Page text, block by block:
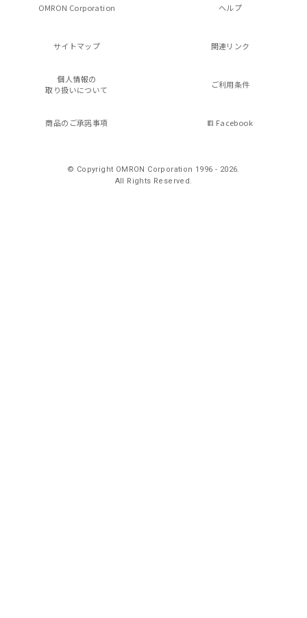
OMRON Corporation ヘルプ
サイトマップ 関連リンク
個人情報の
取り扱いについて
ご利用条件
商品のご承諾事項 Facebook
© Copyright OMRON Corporation 1996 - 2026.
All Rights Reserved.